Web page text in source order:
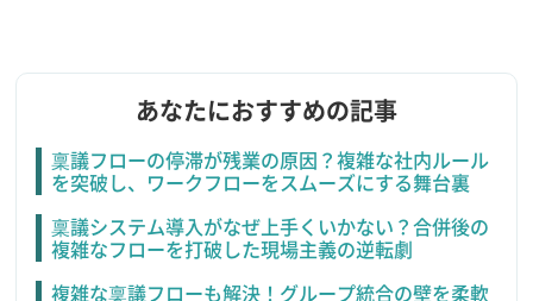
あなたにおすすめの記事
稟議フローの停滞が残業の原因？複雑な社内ルール
を突破し、ワークフローをスムーズにする舞台裏
稟議システム導入がなぜ上手くいかない？合併後の
複雑なフローを打破した現場主義の逆転劇
複雑な稟議フローも解決！グループ統合の壁を柔軟